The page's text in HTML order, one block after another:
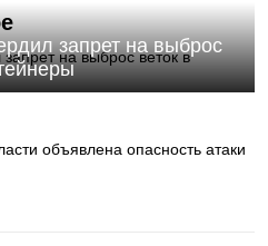
запрет на выброс
объявлена опасность атаки